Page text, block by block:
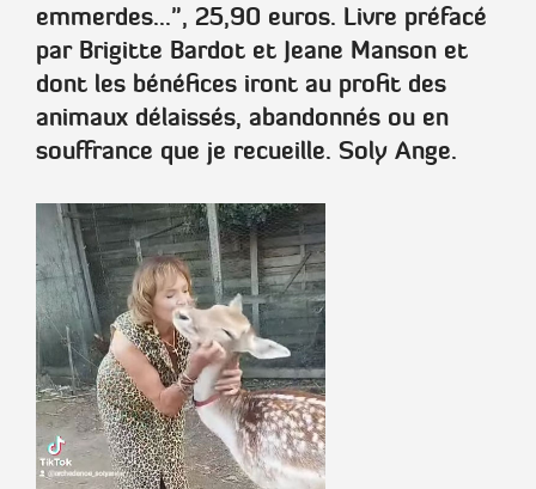
emmerdes...", 25,90 euros. Livre préfacé
par Brigitte Bardot et Jeane Manson et
dont les bénéfices iront au profit des
animaux délaissés, abandonnés ou en
souffrance que je recueille. Soly Ange.